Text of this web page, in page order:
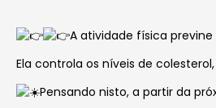
A atividade física
Ela controla os níveis de
Pensando nisto, a partir da